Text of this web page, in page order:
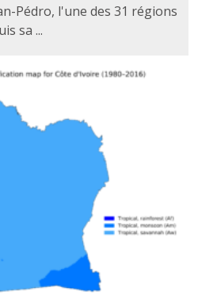
Pédro, l'une des 31 régions
sa ...